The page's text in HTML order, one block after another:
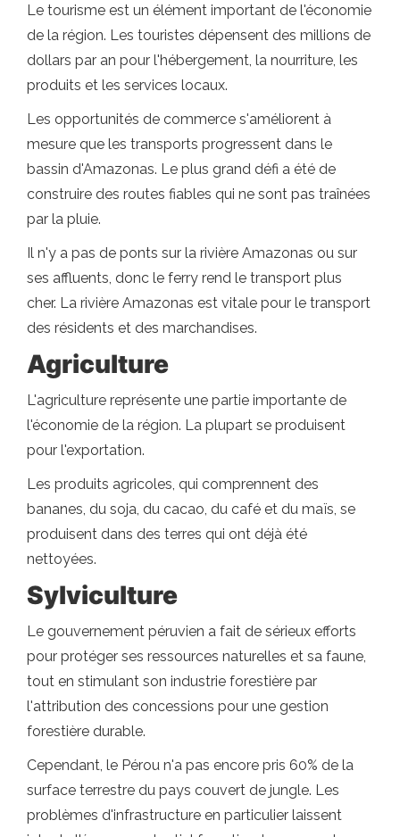
Le tourisme est un élément important de l'économie
de la région. Les touristes dépensent des millions de
dollars par an pour l'hébergement, la nourriture, les
produits et les services locaux.
Les opportunités de commerce s'améliorent à
mesure que les transports progressent dans le
bassin d'Amazonas. Le plus grand défi a été de
construire des routes fiables qui ne sont pas traînées
par la pluie.
Il n'y a pas de ponts sur la rivière Amazonas ou sur
ses affluents, donc le ferry rend le transport plus
cher. La rivière Amazonas est vitale pour le transport
des résidents et des marchandises.
Agriculture
L'agriculture représente une partie importante de
l'économie de la région. La plupart se produisent
pour l'exportation.
Les produits agricoles, qui comprennent des
bananes, du soja, du cacao, du café et du maïs, se
produisent dans des terres qui ont déjà été
nettoyées.
Sylviculture
Le gouvernement péruvien a fait de sérieux efforts
pour protéger ses ressources naturelles et sa faune,
tout en stimulant son industrie forestière par
l'attribution des concessions pour une gestion
forestière durable.
Cependant, le Pérou n'a pas encore pris 60% de la
surface terrestre du pays couvert de jungle. Les
problèmes d'infrastructure en particulier laissent